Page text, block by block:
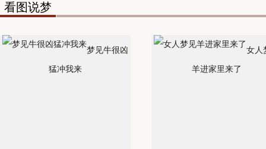
看图说梦
梦见牛很凶
猛冲我来
女人
羊进家里来了